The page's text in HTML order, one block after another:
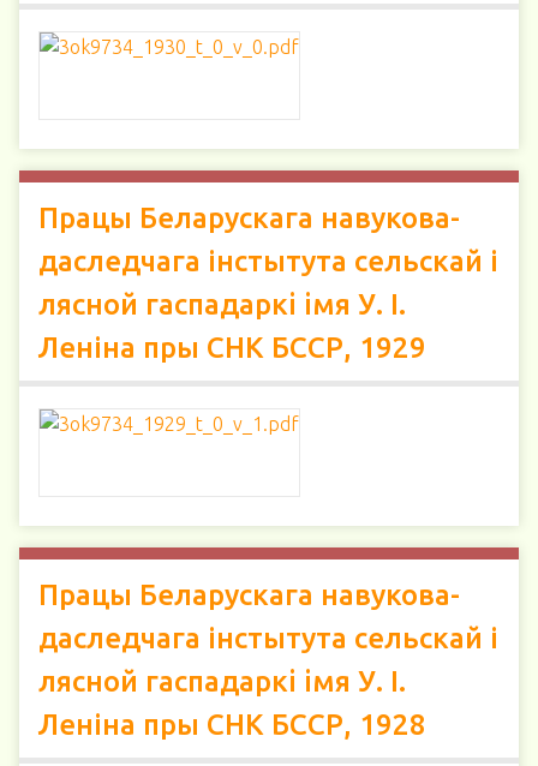
Працы Беларускага навукова-
даследчага інстытута сельскай і
лясной гаспадаркi iмя У. І.
Леніна пры СНК БССР, 1929
Працы Беларускага навукова-
даследчага інстытута сельскай і
лясной гаспадаркi iмя У. І.
Леніна пры СНК БССР, 1928